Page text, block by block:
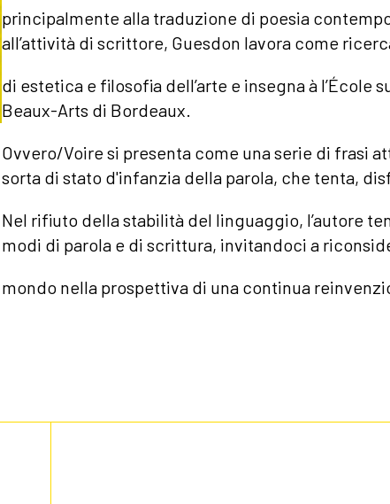
principalmente alla traduzione di poesia
all’attività di scrittore, Guesdon lavora come
di estetica e filosofia dell’arte e insegna à l’École
Beaux-Arts di Bordeaux.
Ovvero/Voire si presenta come una serie di frasi
sorta di stato d'infanzia della parola, che tenta,
Nel rifiuto della stabilità del linguaggio, l’autore
modi di parola e di scrittura, invitandoci a
mondo nella prospettiva di una continua